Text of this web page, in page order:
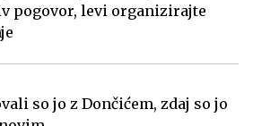
pogovor, levi organizirajte
so jo z Dončićem, zdaj so jo